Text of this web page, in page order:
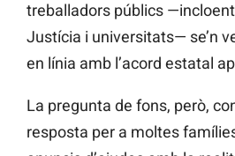
treballadors públics
Justícia i universitats— se’n
en línia amb l’acord estatal
La pregunta de fons, però,
resposta per a moltes